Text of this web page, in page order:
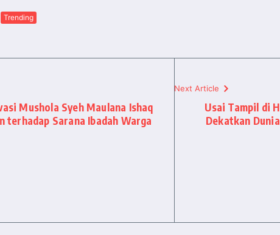
Trending
Mushola Syeh Maulana Ishaq
terhadap Sarana Ibadah Warga
Next Article
Usai Tampil di
Dekatkan